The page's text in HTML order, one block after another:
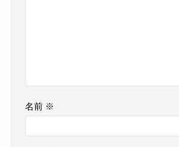
名前 ※